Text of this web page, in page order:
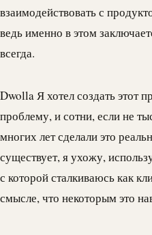
взаимодействовать с
ведь именно в этом
всегда.
DwollaЯ хотел создать этот
проблему, и сотни, если не
многих лет сделали это
существует, я ухожу,
с которой сталкиваюсь как
смысле, что некоторым это